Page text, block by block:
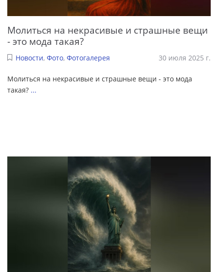
Молиться на некрасивые и страшные вещи
- это мода такая?
Новости, Фото, Фотогалерея 30 июля 2025 г.
Молиться на некрасивые и страшные вещи - это мода
такая? ...